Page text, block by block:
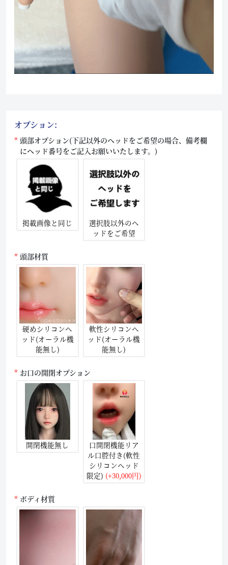
オプション:
頭部オプション(下記以外のヘッドをご希望の場合、備考欄
にヘッド番号をご記入お願いいたします。)
掲載画像と同じ
選択肢以外のヘ
ッドをご希望
頭部材質
硬めシリコンヘ
ッド(オーラル機
能無し)
軟性シリコンヘ
ッド(オーラル機
能無し)
お口の開閉オプション
開閉機能無し
口開閉機能リア
ル口腔付き(軟性
シリコンヘッド
限定) (+30,000円)
ボディ材質